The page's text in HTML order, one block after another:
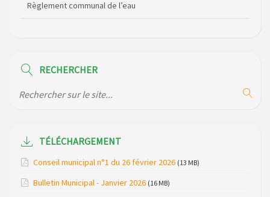
Agenda Culturel de Saint Flour Communauté Janvier à Juin
Modification des horaires (et lieux) pour les permanences
de la gendarmerie
Modification de gestion du camping de Saint Just, ses
Réunion d’installation du nouveau conseil municipal à
RECHERCHER
TÉLÉCHARGEMENT
Conseil municipal n°1 du 26 février 2026 (13 MB)
Bulletin Municipal - Janvier 2026 (16 MB)